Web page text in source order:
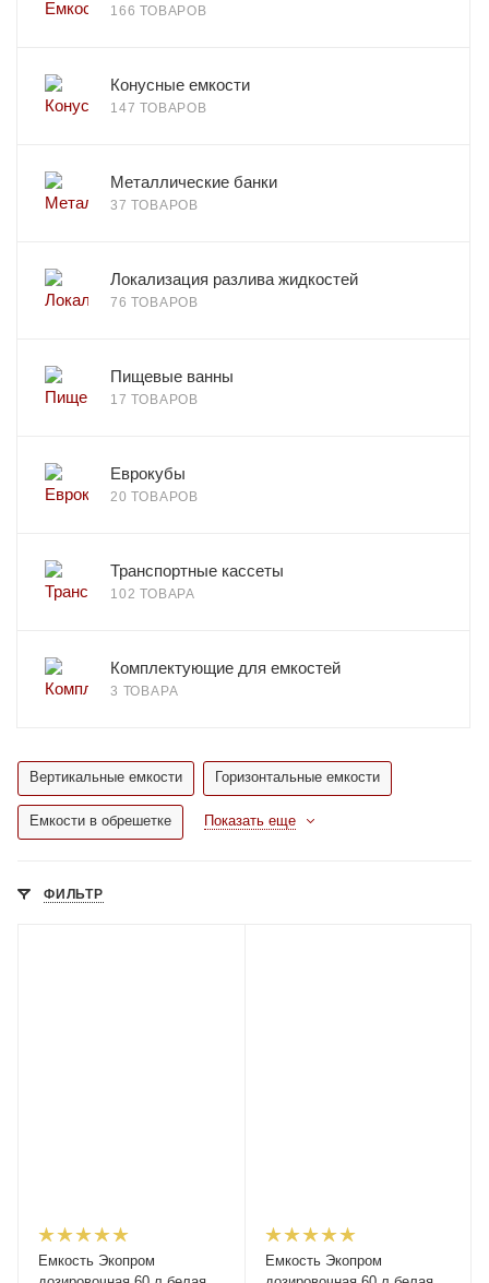
166 ТОВАРОВ
Конусные емкости
147 ТОВАРОВ
Металлические банки
37 ТОВАРОВ
Локализация разлива жидкостей
76 ТОВАРОВ
Пищевые ванны
17 ТОВАРОВ
Еврокубы
20 ТОВАРОВ
Транспортные кассеты
102 ТОВАРА
Комплектующие для емкостей
3 ТОВАРА
Вертикальные емкости Горизонтальные емкости
Емкости в обрешетке Показать еще
ФИЛЬТР
Емкость Экопром
Емкость Экопром